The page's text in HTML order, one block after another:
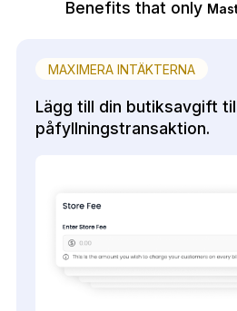
Benefits that only
MAXIMERA INTÄKTERNA
Lägg till din butiksavgift
påfyllningstransaktion.